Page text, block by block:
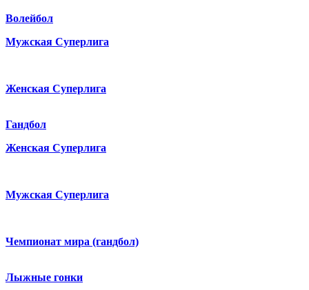
Волейбол
Мужская Суперлига
Женская Суперлига
Гандбол
Женская Суперлига
Мужская Суперлига
Чемпионат мира (гандбол)
Лыжные гонки